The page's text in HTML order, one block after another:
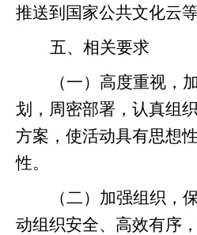
推送到国家公共文化云
五、相关要求
（一）高度重视，
划，周密部署，认真组
方案，使活动具有思想
性。
（二）加强组织，
动组织安全、高效有序